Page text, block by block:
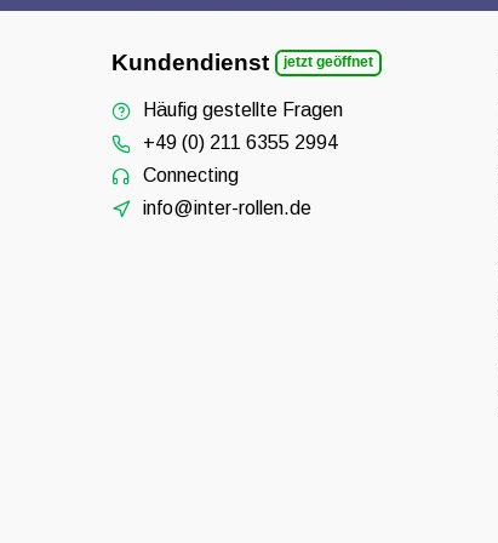
Kundendienst jetzt geöffnet
Häufig gestellte Fragen
+49 (0) 211 6355 2994
Connecting
info@inter-rollen.de